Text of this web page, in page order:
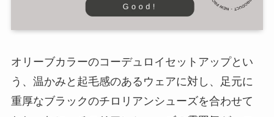
オリーブカラーのコーデュロイセットアップとい
う、温かみと起毛感のあるウェアに対し、足元に
重厚なブラックのチロリアンシューズを合わせて